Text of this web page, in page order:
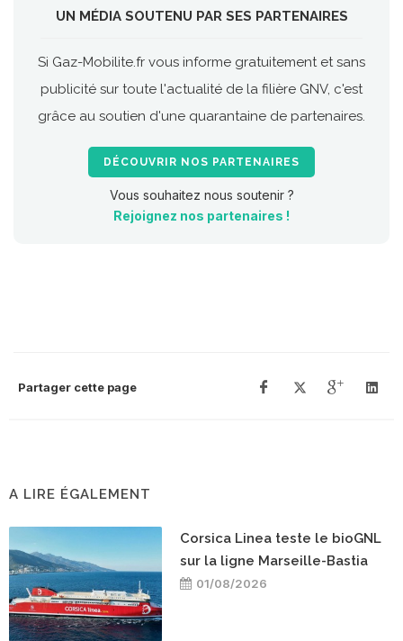
UN MÉDIA SOUTENU PAR SES PARTENAIRES
Si Gaz-Mobilite.fr vous informe gratuitement et sans
publicité sur toute l'actualité de la filière GNV, c'est
grâce au soutien d'une quarantaine de partenaires.
DÉCOUVRIR NOS PARTENAIRES
Vous souhaitez nous soutenir ?
Rejoignez nos partenaires !
Partager cette page
A LIRE ÉGALEMENT
Corsica Linea teste le bioGNL
sur la ligne Marseille-Bastia
01/08/2026